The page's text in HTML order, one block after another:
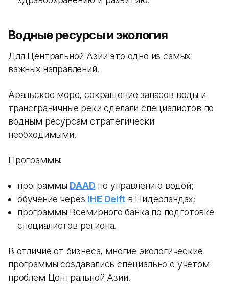
Водные ресурсы и экология
Для Центральной Азии это одно из самых
важных направлений.
Аральское море, сокращение запасов воды и
трансграничные реки сделали специалистов по
водным ресурсам стратегически
необходимыми.
Программы:
программы DAAD по управлению водой;
обучение через IHE Delftв Нидерландах;
программы Всемирного банка по подготовке
специалистов региона.
В отличие от бизнеса, многие экологические
программы создавались специально с учетом
проблем Центральной Азии.